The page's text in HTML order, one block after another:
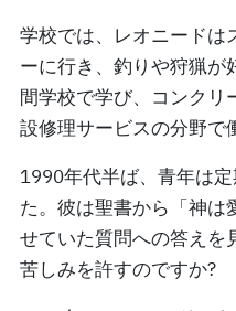
学校では、レオニードは
ーに行き、釣りや狩猟が
間学校で学び、コンクリ
設修理サービスの分野で
1990年代半ば、青年は
た。彼は聖書から「神は
せていた質問への答えを
苦しみを許すのですか?